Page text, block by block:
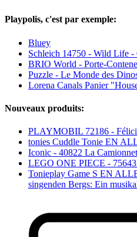
Playpolis, c'est par exemple:
Bluey
Schleich 14750 - Wild Life -
BRIO World - Porte-
Puzzle - Le Monde des
Lorena Canals Panier
Nouveaux produits:
PLAYMOBIL 72186 -
tonies Cuddle Tonie EN
Iconic - 40822 La
LEGO ONE PIECE -
Tonieplay Game S EN
singenden Bergs: Ein